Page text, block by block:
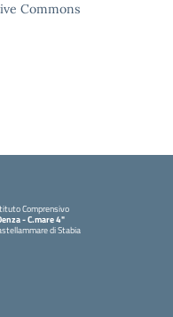
Commons
Comprensivo
- C.mare 4"
di Stabia